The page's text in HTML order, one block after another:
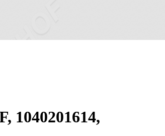
1040201614,